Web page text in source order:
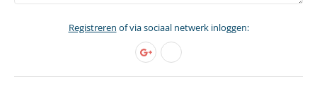
Registreren of via sociaal netwerk inloggen: